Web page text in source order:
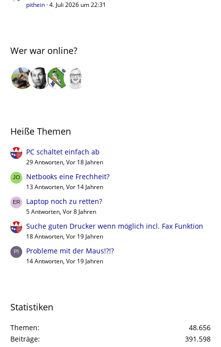
pithein 4. Juli 2026 um 22:31
Wer war online?
Heiße Themen
PC schaltet einfach ab
29 Antworten, Vor 18 Jahren
Netbooks eine Frechheit?
13 Antworten, Vor 14 Jahren
Laptop noch zu retten?
5 Antworten, Vor 8 Jahren
Suche guten Drucker wenn möglich incl. Fax Funktion
18 Antworten, Vor 19 Jahren
Probleme mit der Maus!?!?
14 Antworten, Vor 19 Jahren
Statistiken
Themen
48.656
Beiträge
391.598